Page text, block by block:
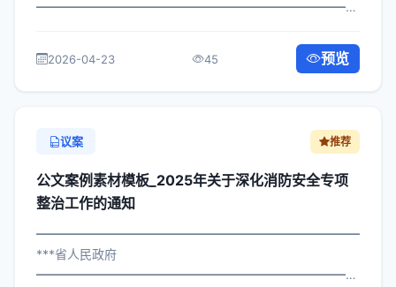
机构： 为深入贯彻落实习近平总书记关...
2026-04-23 45 预览
议案 推荐
公文案例素材模板_2025年关于深化消防安全专项
整治工作的通知
***省人民政府